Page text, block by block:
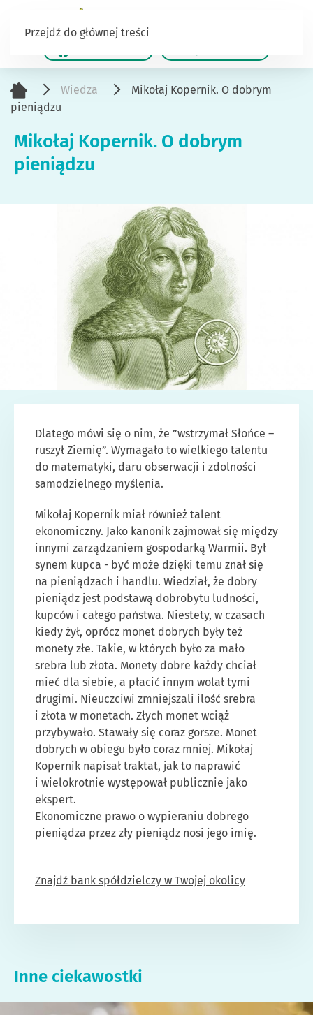
Przejdź do głównej treści
Wiedza
Mikołaj Kopernik. O dobrym
pieniądzu
Mikołaj Kopernik. O dobrym
pieniądzu
Dlatego mówi się o nim, że ”wstrzymał Słońce –
ruszył Ziemię”. Wymagało to wielkiego talentu
do matematyki, daru obserwacji i zdolności
samodzielnego myślenia.
Mikołaj Kopernik miał również talent
ekonomiczny. Jako kanonik zajmował się między
innymi zarządzaniem gospodarką Warmii. Był
synem kupca - być może dzięki temu znał się
na pieniądzach i handlu. Wiedział, że dobry
pieniądz jest podstawą dobrobytu ludności,
kupców i całego państwa. Niestety, w czasach
kiedy żył, oprócz monet dobrych były też
monety złe. Takie, w których było za mało
srebra lub złota. Monety dobre każdy chciał
mieć dla siebie, a płacić innym wolał tymi
drugimi. Nieuczciwi zmniejszali ilość srebra
i złota w monetach. Złych monet wciąż
przybywało. Stawały się coraz gorsze. Monet
dobrych w obiegu było coraz mniej. Mikołaj
Kopernik napisał traktat, jak to naprawić
i wielokrotnie występował publicznie jako
ekspert.
Ekonomiczne prawo o wypieraniu dobrego
pieniądza przez zły pieniądz nosi jego imię.
Znajdź bank spółdzielczy w Twojej okolicy
Inne ciekawostki